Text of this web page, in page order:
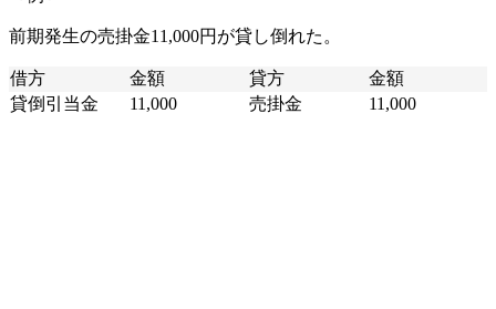
前期発生の売掛金11,000円が貸し倒れた。
借方 金額 貸方
金額
貸倒引当金
11,000 売掛金 11,000